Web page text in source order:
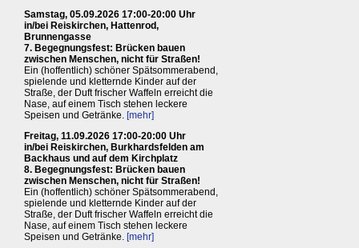
Samstag, 05.09.2026 17:00-20:00 Uhr
in/bei Reiskirchen, Hattenrod,
Brunnengasse
7. Begegnungsfest: Brücken bauen
zwischen Menschen, nicht für Straßen!
Ein (hoffentlich) schöner Spätsommerabend,
spielende und kletternde Kinder auf der
Straße, der Duft frischer Waffeln erreicht die
Nase, auf einem Tisch stehen leckere
Speisen und Getränke. [mehr]
Freitag, 11.09.2026 17:00-20:00 Uhr
in/bei Reiskirchen, Burkhardsfelden am
Backhaus und auf dem Kirchplatz
8. Begegnungsfest: Brücken bauen
zwischen Menschen, nicht für Straßen!
Ein (hoffentlich) schöner Spätsommerabend,
spielende und kletternde Kinder auf der
Straße, der Duft frischer Waffeln erreicht die
Nase, auf einem Tisch stehen leckere
Speisen und Getränke. [mehr]